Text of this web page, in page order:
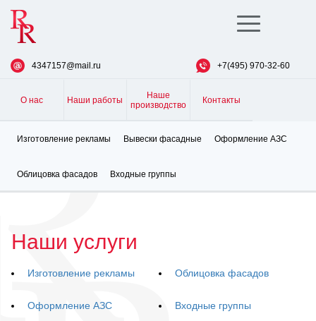
Toggle
navigation
4347157@mail.ru +7(495) 970-32-60
О нас Наши работы
Наше
производство
Контакты
Изготовление рекламы Вывески фасадные Оформление АЗС
Облицовка фасадов Входные группы
Наши услуги
Изготовление рекламы Облицовка фасадов
Оформление АЗС Входные группы